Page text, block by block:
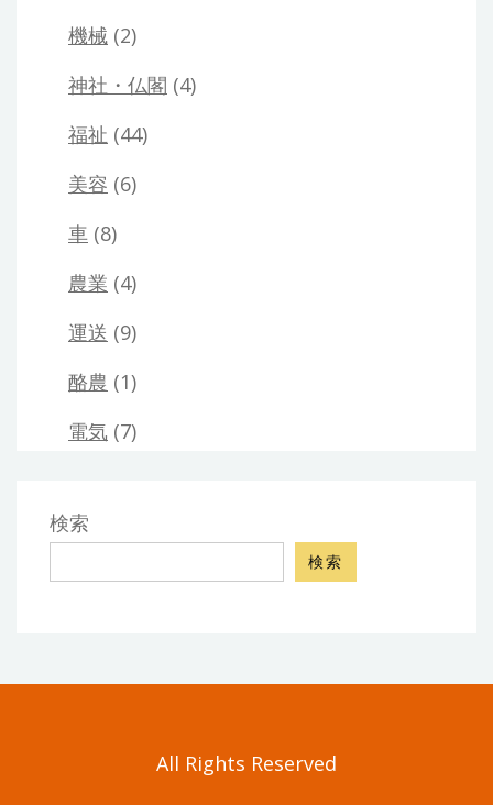
機械 (2)
神社・仏閣 (4)
福祉 (44)
美容 (6)
車 (8)
農業 (4)
運送 (9)
酪農 (1)
電気 (7)
検索
検索
All Rights Reserved